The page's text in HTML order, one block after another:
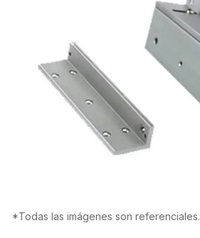
*Todas las imágenes son referenciales.